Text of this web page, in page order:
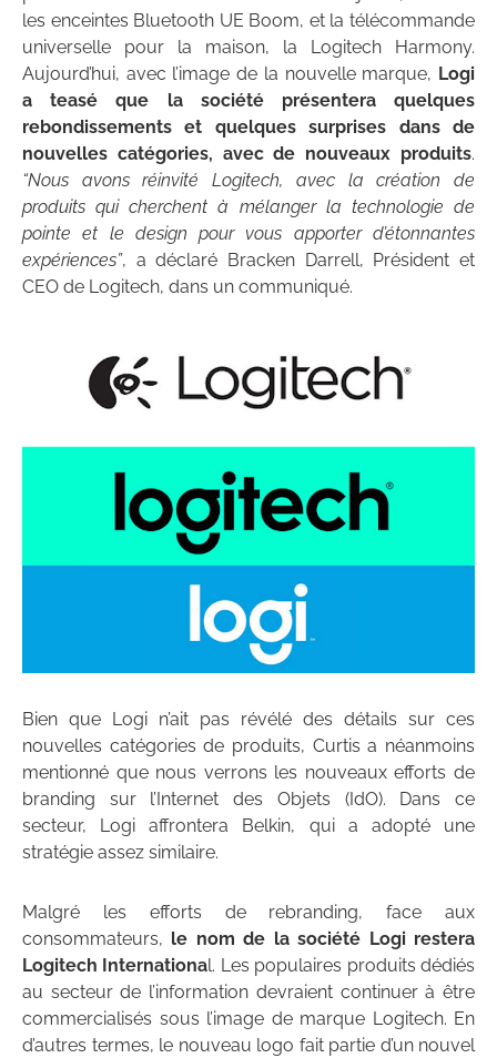
les enceintes Bluetooth UE Boom, et la télécommande
universelle pour la maison, la Logitech Harmony.
Aujourd’hui, avec l’image de la nouvelle marque, Logi
a teasé que la société présentera quelques
rebondissements et quelques surprises dans de
nouvelles catégories, avec de nouveaux produits.
“Nous avons réinvité Logitech, avec la création de
produits qui cherchent à mélanger la technologie de
pointe et le design pour vous apporter d’étonnantes
expériences”, a déclaré Bracken Darrell, Président et
CEO de Logitech, dans un communiqué.
Bien que Logi n’ait pas révélé des détails sur ces
nouvelles catégories de produits, Curtis a néanmoins
mentionné que nous verrons les nouveaux efforts de
branding sur l’Internet des Objets (IdO). Dans ce
secteur, Logi affrontera Belkin, qui a adopté une
stratégie assez similaire.
Malgré les efforts de rebranding, face aux
consommateurs, le nom de la société Logi restera
Logitech International. Les populaires produits dédiés
au secteur de l’information devraient continuer à être
commercialisés sous l’image de marque Logitech. En
d’autres termes, le nouveau logo fait partie d’un nouvel